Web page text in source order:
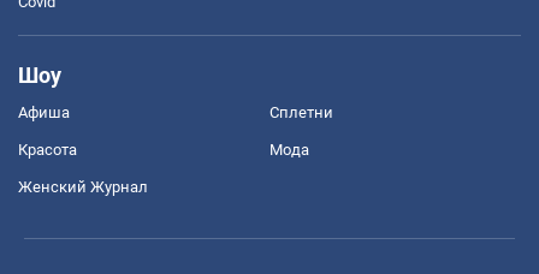
Шоу
Афиша Сплетни
Красота Мода
Женский Журнал